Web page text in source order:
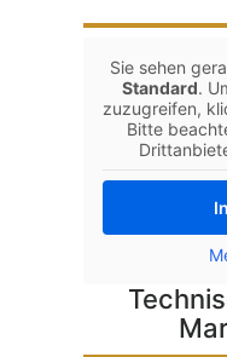
Sie sehen
Standard.
zuzugreifen,
Bitte